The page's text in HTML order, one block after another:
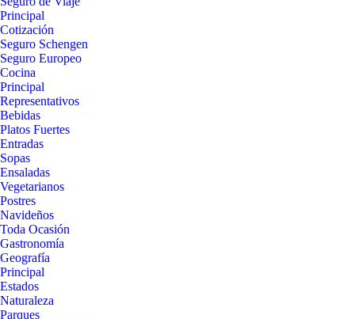
Principal
Cotización
Seguro Schengen
Seguro Europeo
Cocina
Principal
Representativos
Bebidas
Platos Fuertes
Entradas
Sopas
Ensaladas
Vegetarianos
Postres
Navideños
Toda Ocasión
Gastronomía
Geografía
Principal
Estados
Naturaleza
Parques